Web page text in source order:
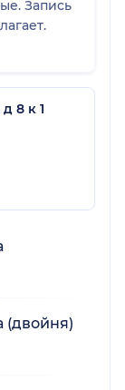
Запись
8 к 1
(двойня)